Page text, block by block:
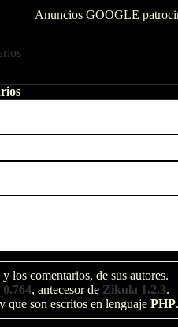
Anuncios GOOGLE
los comentarios, de sus autores.
, antecesor de Zikula 1.2.3.
que son escritos en lenguaje PHP.